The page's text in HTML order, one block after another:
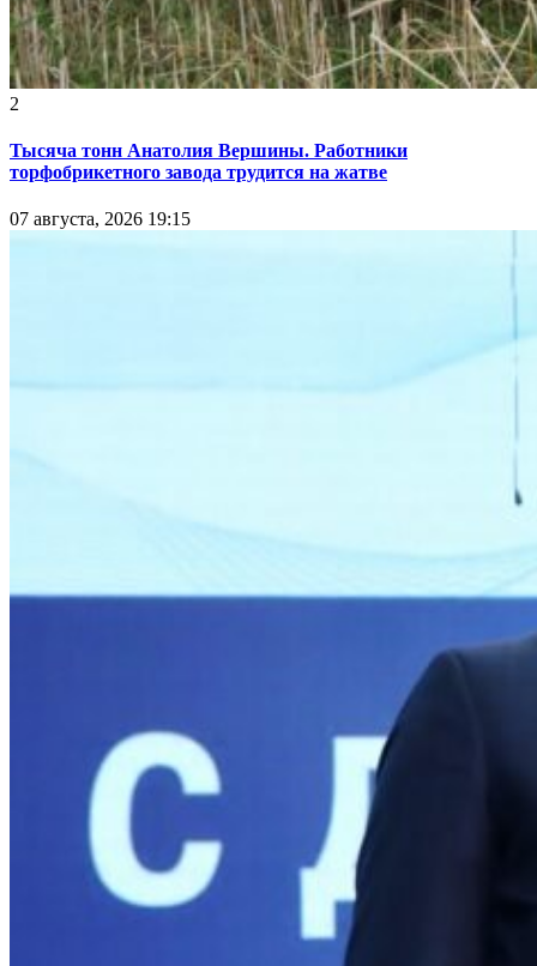
2
Тысяча тонн Анатолия Вершины. Работники
торфобрикетного завода трудится на жатве
07 августа, 2026 19:15